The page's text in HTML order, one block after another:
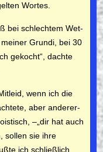
Wortes.
bei schlechtem Wet­
Grundi, bei 30
gekocht“, dachte
wenn ich die
aber anderer­
–„dir hat auch
sollen sie ihre
ich schließlich